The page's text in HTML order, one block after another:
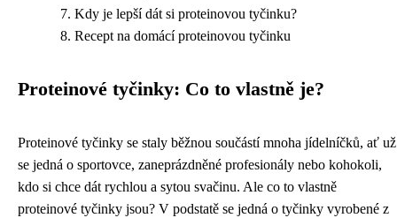
Kdy je lepší dát si proteinovou tyčinku?
Recept na domácí proteinovou tyčinku
Proteinové tyčinky: Co to vlastně je?
Proteinové tyčinky se staly běžnou součástí mnoha jídelníčků, ať už
se jedná o sportovce, zaneprázdněné profesionály nebo kohokoli,
kdo si chce dát rychlou a sytou svačinu. Ale co to vlastně
proteinové tyčinky jsou? V podstatě se jedná o tyčinky vyrobené z